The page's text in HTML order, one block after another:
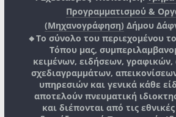
Προγραμματισμού &
(Μηχανογράφηση) Δήμου
🔸Το σύνολο του περιεχομένου
Τόπου μας,
κειμένων, ειδήσεων,
σχεδιαγραμμάτων,
υπηρεσιών και γενικά κάθε
αποτελούν πνευματική
και διέπονται από τις